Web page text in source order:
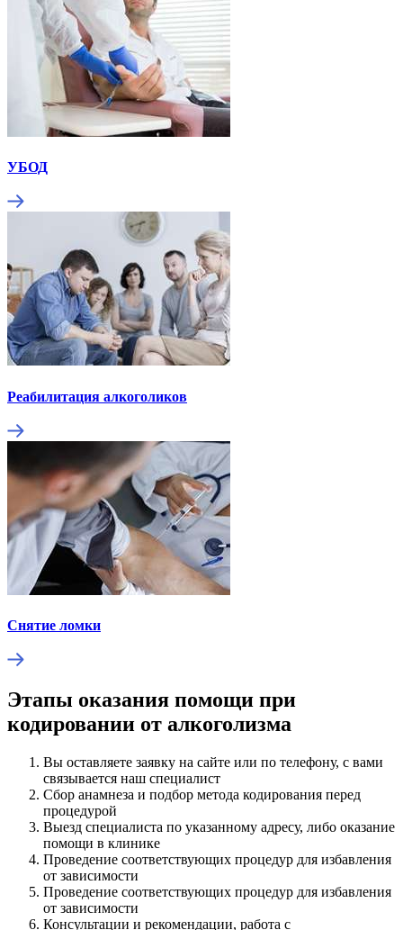
УБОД
Реабилитация алкоголиков
Снятие ломки
Этапы оказания помощи при
кодировании от алкоголизма
Вы оставляете заявку на сайте или по телефону, с вами
связывается наш специалист
Сбор анамнеза и подбор метода кодирования перед
процедурой
Выезд специалиста по указанному адресу, либо оказание
помощи в клинике
Проведение соответствующих процедур для избавления
от зависимости
Проведение соответствующих процедур для избавления
от зависимости
Консультации и рекомендации, работа с